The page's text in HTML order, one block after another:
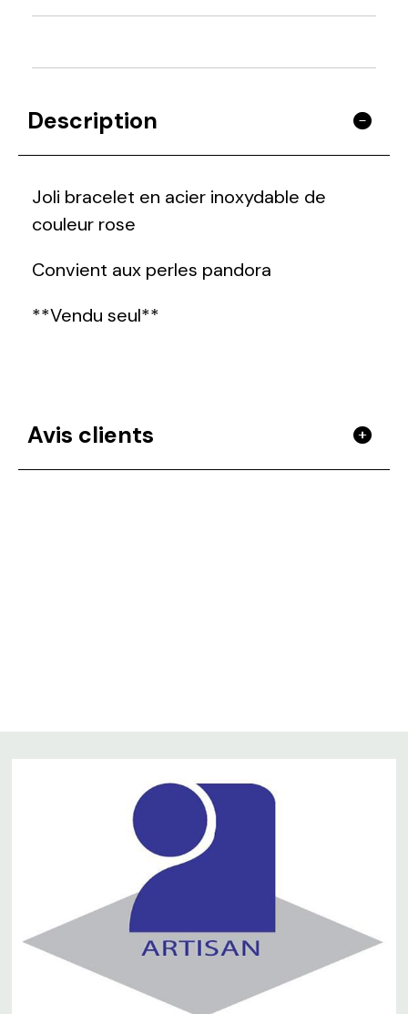
Description
Joli bracelet en acier inoxydable de
couleur rose
Convient aux perles pandora
**Vendu seul**
Avis clients